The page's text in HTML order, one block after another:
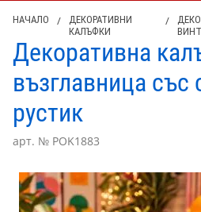
НАЧАЛО /
ДЕКОРАТИВНИ
КАЛЪФКИ
/
Декоративна
възглавница със
рустик
арт. № POK1883